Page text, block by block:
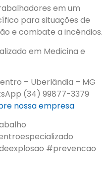
em um
para situações de
e combate a incêndios.
em Medicina e
– Uberlândia – MG
(34) 99877-3379
nossa empresa
#prevencao